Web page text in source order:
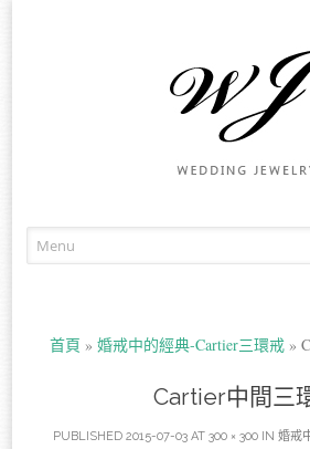
首頁 » 婚戒中的經典-Cartier三環戒 »
Cartier中間三
PUBLISHED 2015-07-03AT 300 × 300IN 婚戒